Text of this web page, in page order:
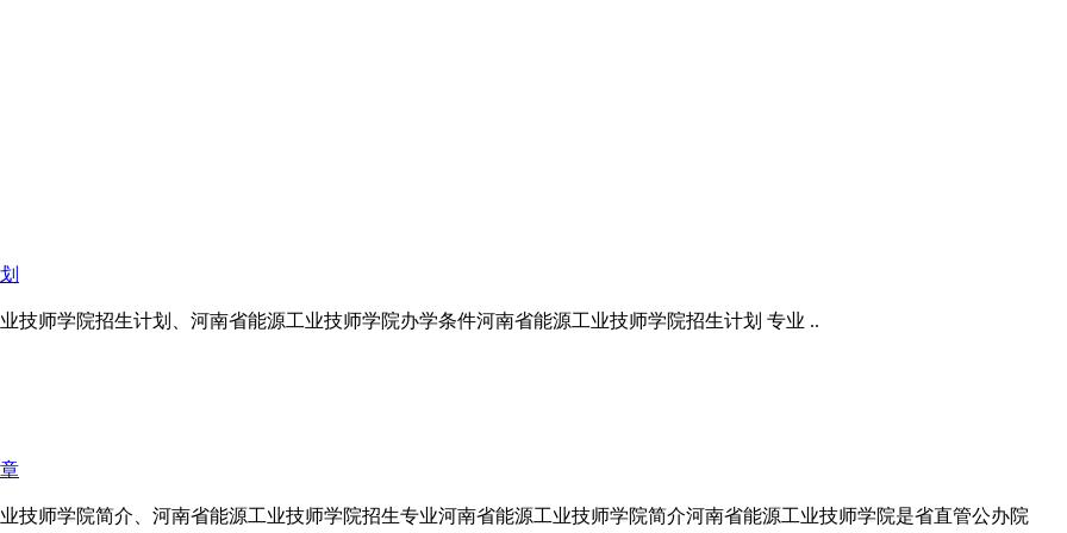
技师学院招生计划、河南省能源工业技师学院办学条件河南省能源工业技师学院招生计划 专业 ..
技师学院简介、河南省能源工业技师学院招生专业河南省能源工业技师学院简介河南省能源工业技师学院是省直管公办院